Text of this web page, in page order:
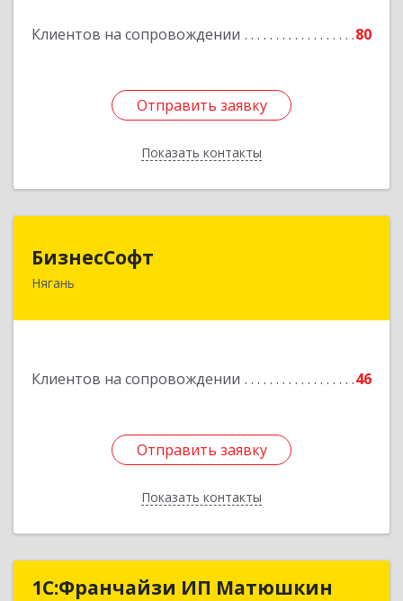
Клиентов на сопровождении 80
Отправить заявку
Показать контакты
Отправить заявку
Назад
БизнесСофт
Нягань
Клиентов на сопровождении 46
Отправить заявку
Показать контакты
628181, Ханты-Мансийский Автономный округ
Отправить заявку
Назад
1С:Франчайзи ИП Матюшкин
1С:Франчайзи ИП Матюшкин